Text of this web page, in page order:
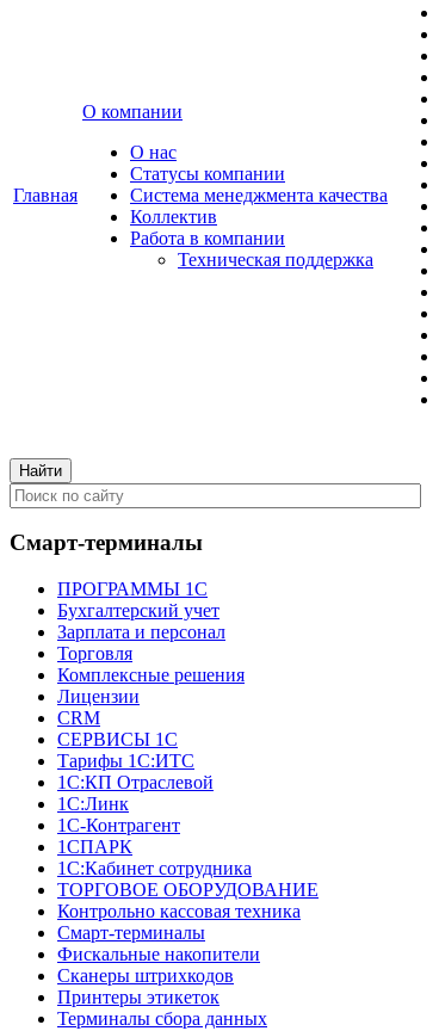
Главная
О компании
О нас
Cтатусы компании
Система менеджмента качества
Коллектив
Работа в компании
Техническая поддержка
Смарт-терминалы
ПРОГРАММЫ 1С
Бухгалтерский учет
Зарплата и персонал
Торговля
Комплексные решения
Лицензии
CRM
СЕРВИСЫ 1С
Тарифы 1С:ИТС
1С:КП Отраслевой
1С:Линк
1С-Контрагент
1СПАРК
1С:Кабинет сотрудника
ТОРГОВОЕ ОБОРУДОВАНИЕ
Контрольно кассовая техника
Смарт-терминалы
Фискальные накопители
Сканеры штрихкодов
Принтеры этикеток
Терминалы сбора данных